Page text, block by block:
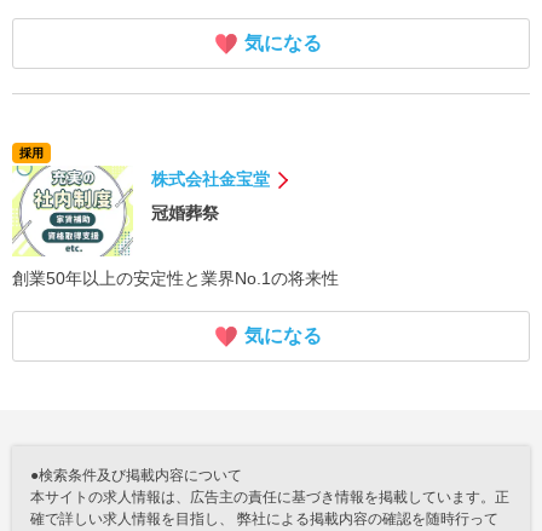
気になる
採用
株式会社金宝堂
冠婚葬祭
創業50年以上の安定性と業界No.1の将来性
気になる
●検索条件及び掲載内容について
本サイトの求人情報は、広告主の責任に基づき情報を掲載しています。正
確で詳しい求人情報を目指し、 弊社による掲載内容の確認を随時行って